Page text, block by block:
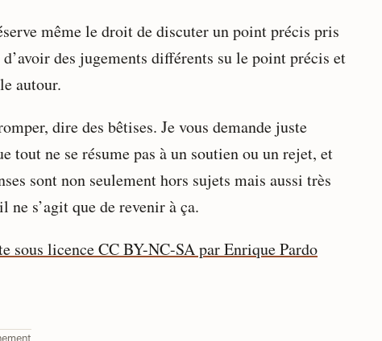
même le droit de discuter un point précis pris
des jugements différents su le point précis et
autour.
dire des bêtises. Je vous demande juste
tout ne se résume pas à un soutien ou un rejet, et
sont non seulement hors sujets mais aussi très
ne s’agit que de revenir à ça.
sous licence CC BY-NC-SA par Enrique Pardo